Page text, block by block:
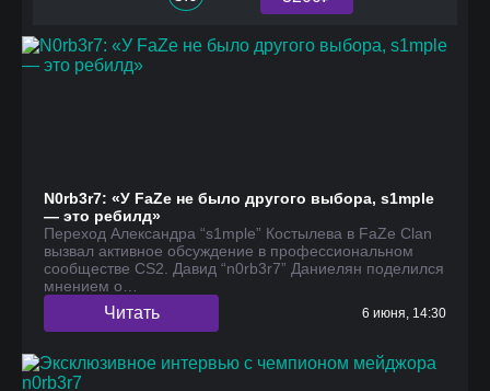
N0rb3r7: «У FaZe не было другого выбора, s1mple
— это ребилд»
Переход Александра “s1mple” Костылева в FaZe Clan
вызвал активное обсуждение в профессиональном
сообществе CS2. Давид “n0rb3r7” Даниелян поделился
мнением о…
Читать 6 июня, 14:30